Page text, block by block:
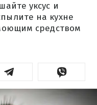
уксус и
на кухне
средством